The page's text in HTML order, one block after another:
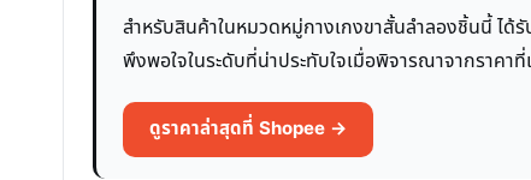
สำหรับสินค้าในหมวดหมู่กางเกงขาสั้นลำลองชิ้นนี้ ไ
พึงพอใจในระดับที่น่าประทับใจเมื่อพิจารณาจากราคา
ดูราคาล่าสุดที่ Shopee →